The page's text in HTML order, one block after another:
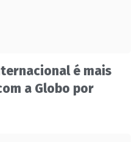
é mais
a Globo por